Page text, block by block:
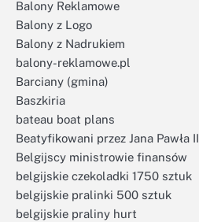
Balony Reklamowe
Balony z Logo
Balony z Nadrukiem
balony-reklamowe.pl
Barciany (gmina)
Baszkiria
bateau boat plans
Beatyfikowani przez Jana Pawła II
Belgijscy ministrowie finansów
belgijskie czekoladki 1750 sztuk
belgijskie pralinki 500 sztuk
belgijskie praliny hurt